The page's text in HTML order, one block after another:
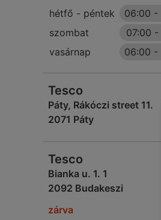
hétfő - péntek
06:00 -
szombat
07:00 -
vasárnap
06:00 -
Tesco
Páty, Rákóczi street 11.
2071 Páty
Tesco
Bianka u. 1. 1
2092 Budakeszi
zárva